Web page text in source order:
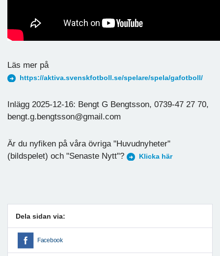
Läs mer på
https://aktiva.svenskfotboll.se/spelare/spela/gafotboll/
Inlägg 2025-12-16: Bengt G Bengtsson, 0739-47 27 70,
bengt.g.bengtsson@gmail.com
Är du nyfiken på våra övriga "Huvudnyheter"
(bildspelet) och "Senaste Nytt"?
Klicka här
Dela sidan via:
Facebook